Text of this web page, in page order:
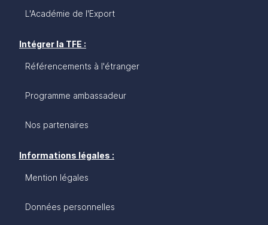
L'Académie de l'Export
Intégrer la TFE :
Référencements à l'étranger
Programme ambassadeur
Nos partenaires
Informations légales :
Mention légales
Données personnelles